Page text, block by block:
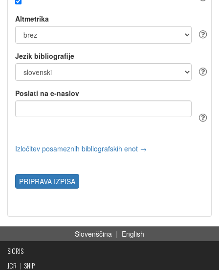
Altmetrika
Jezik bibliografije
Poslati na e-naslov
Izločitev posameznih bibliografskih enot →
PRIPRAVA IZPISA
Slovenščina | English
SICRIS
JCR | SNIP